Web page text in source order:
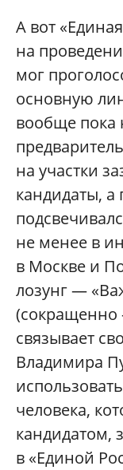
А вот
на
мог
основную
вообще пока
на участки
кандидаты,
не менее в
в Москве и
лозунг —
(сокращенно
связывает
Владимира
человека,
кандидатом,
в «Единой